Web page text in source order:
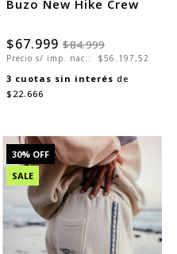
Buzo New Hike Crew
$67.999 $84.999
Precio s/ imp. nac.: $56.197,52
3 cuotas sin interés de
$22.666
30% OFF
SALE